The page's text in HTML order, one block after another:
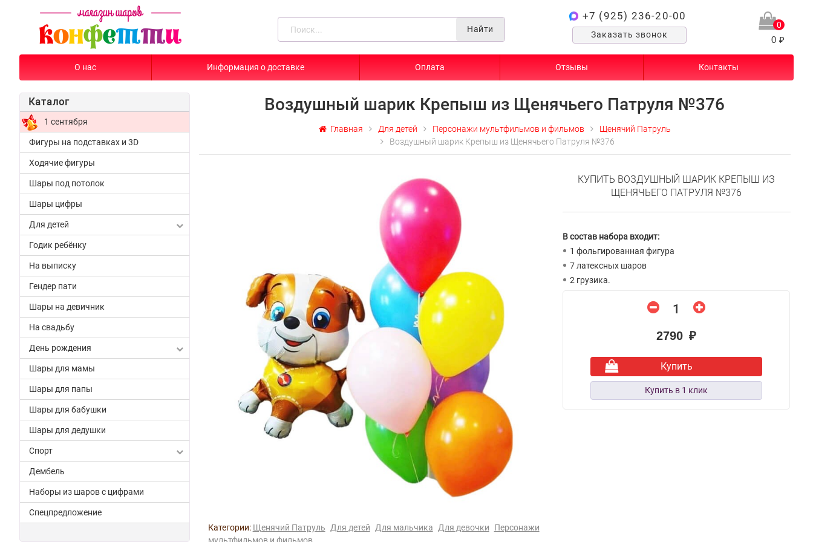
Найти
+7 (925) 236-20-00
Заказать звонок
0
0 ₽
О нас Информация о доставке Оплата Отзывы Контакты
Каталог
1 сентября
Фигуры на подставках и 3D
Ходячие фигуры
Шары под потолок
Шары цифры
Для детей
Годик ребёнку
На выписку
Гендер пати
Шары на девичник
На свадьбу
День рождения
Шары для мамы
Шары для папы
Шары для бабушки
Шары для дедушки
Спорт
Дембель
Наборы из шаров с цифрами
Спецпредложение
Воздушный шарик Крепыш из Щенячьего Патруля №376
Главная Для детей Персонажи мультфильмов и фильмов
Щенячий Патруль
Воздушный шарик Крепыш из Щенячьего Патруля №376
Категории: Щенячий Патруль Для детей Для мальчика Для девочки
Персонажи
КУПИТЬ ВОЗДУШНЫЙ ШАРИК КРЕПЫШ ИЗ
ЩЕНЯЧЬЕГО ПАТРУЛЯ №376
В состав набора входит:
1 фольгированная фигура
7 латексных шаров
2 грузика.
2790 ₽
Купить